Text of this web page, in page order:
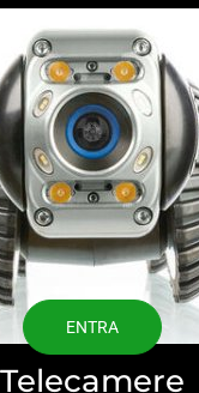
ENTRA
Telecamere